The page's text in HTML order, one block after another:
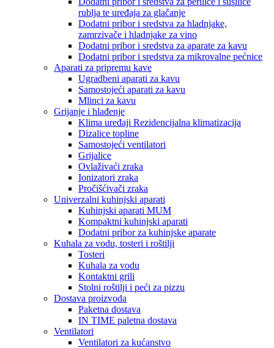
rublja te uređaja za glačanje
Dodatni pribor i sredstva za hladnjake,
zamrzivače i hladnjake za vino
Dodatni pribor i sredstva za aparate za kavu
Dodatni pribor i sredstva za mikrovalne pećnice
Aparati za pripremu kave
Ugradbeni aparati za kavu
Samostojeći aparati za kavu
Mlinci za kavu
Grijanje i hlađenje
Klima uređaji Rezidencijalna klimatizacija
Dizalice topline
Samostojeći ventilatori
Grijalice
Ovlaživaći zraka
Ionizatori zraka
Pročišćivači zraka
Univerzalni kuhinjski aparati
Kuhinjski aparati MUM
Kompaktni kuhinjski aparati
Dodatni pribor za kuhinjske aparate
Kuhala za vodu, tosteri i roštilji
Tosteri
Kuhala za vodu
Kontaktni grili
Stolni roštilji i peći za pizzu
Dostava proizvoda
Paketna dostava
IN TIME paletna dostava
Ventilatori
Ventilatori za kućanstvo